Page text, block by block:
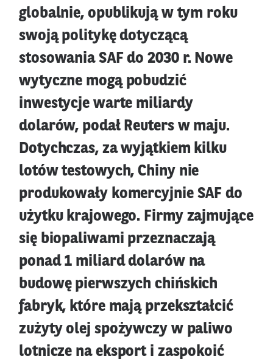
globalnie, opublikują w tym roku
swoją politykę dotyczącą
stosowania SAF do 2030 r. Nowe
wytyczne mogą pobudzić
inwestycje warte miliardy
dolarów, podał Reuters w maju.
Dotychczas, za wyjątkiem kilku
lotów testowych, Chiny nie
produkowały komercyjnie SAF do
użytku krajowego. Firmy zajmujące
się biopaliwami przeznaczają
ponad 1 miliard dolarów na
budowę pierwszych chińskich
fabryk, które mają przekształcić
zużyty olej spożywczy w paliwo
lotnicze na eksport i zaspokoić